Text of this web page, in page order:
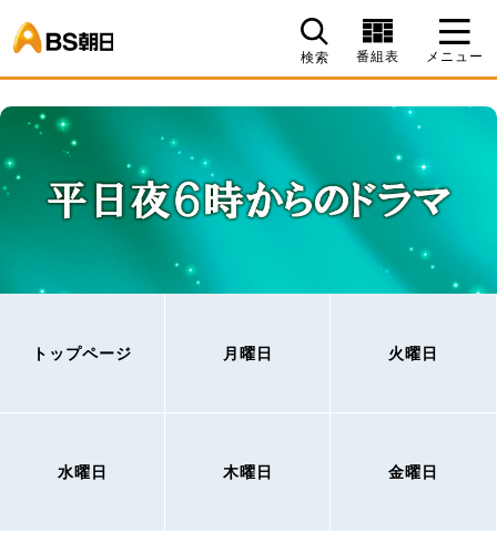
検索 番組表 メニュー
トップページ 月曜日 火曜日
水曜日 木曜日 金曜日